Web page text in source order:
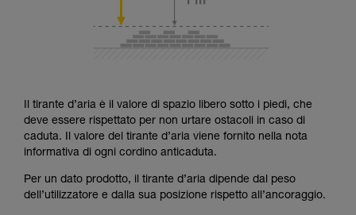
Il tirante d’aria è il valore di spazio libero sotto i piedi, che
deve essere rispettato per non urtare ostacoli in caso di
caduta. Il valore del tirante d’aria viene fornito nella nota
informativa di ogni cordino anticaduta.
Per un dato prodotto, il tirante d’aria dipende dal peso
dell’utilizzatore e dalla sua posizione rispetto all’ancoraggio.